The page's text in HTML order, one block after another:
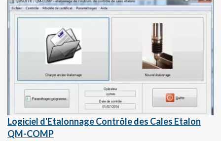
Logiciel d'Etalonnage Contrôle des Cales Etalon
QM-COMP